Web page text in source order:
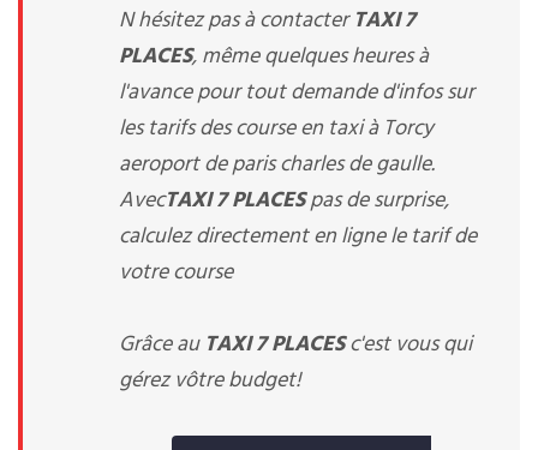
N hésitez pas à contacterTAXI 7
PLACES, même quelques heures à
l'avance pour tout demande d'infos sur
les tarifs des course en taxi à Torcy
aeroport de paris charles de gaulle.
AvecTAXI 7 PLACESpas de surprise,
calculez directement en ligne le tarif de
votre course
Grâce au TAXI 7 PLACESc'est vous qui
gérez vôtre budget!